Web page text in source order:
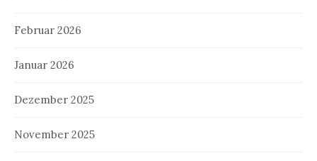
Februar 2026
Januar 2026
Dezember 2025
November 2025